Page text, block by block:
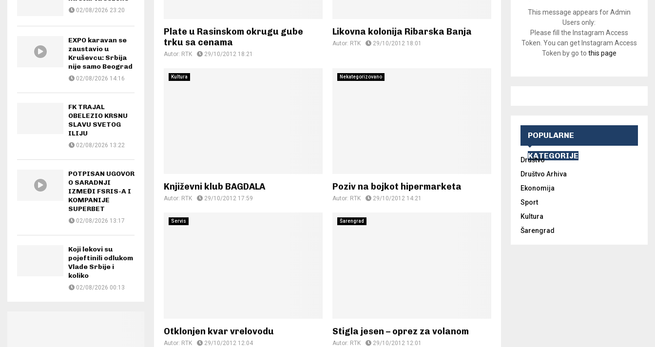
Plate u Rasinskom okrugu gube
trku sa cenama
Autor: RTK 29/10/2012 18:21
Likovna kolonija Ribarska Banja
Autor: RTK 29/10/2012 18:01
Kultura
Književni klub BAGDALA
Autor: RTK 29/10/2012 17:59
Nekategorizovano
Poziv na bojkot hipermarketa
Autor: RTK 29/10/2012 14:21
Servis
Otklonjen kvar vrelovodu
Autor: RTK 29/10/2012 12:04
Šarengrad
Stigla jesen – oprez za volanom
Autor: RTK 29/10/2012 12:01
02/08/2026 23:20
EXPO karavan se
zaustavio u
Kruševcu: Srbija
nije samo Beograd
02/08/2026 14:16
FK TRAJAL
OBELEZIO KRSNU
SLAVU SVETOG
ILIJU
02/08/2026 13:22
POTPISAN UGOVOR
O SARADNJI
IZMEĐI FSRIS-A I
KOMPANIJE
SUPERBET
02/08/2026 13:17
Koji lekovi su
pojeftinili odlukom
Vlade Srbije i
koliko
02/08/2026 00:13
This message appears for Admin
Users only:
Please fill the Instagram Access
Token. You can get Instagram Access
Token by go to this page
POPULARNE
KATEGORIJE
Društvo
Društvo Arhiva
Ekonomija
Sport
Kultura
Šarengrad